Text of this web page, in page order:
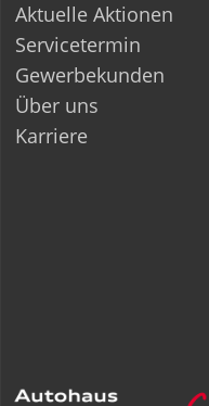
Aktuelle Aktionen
Servicetermin
Gewerbekunden
Über uns
Karriere